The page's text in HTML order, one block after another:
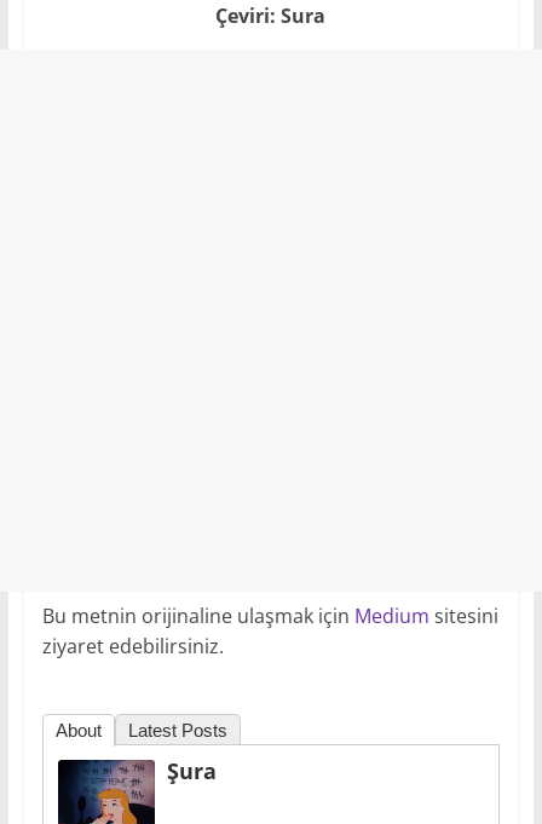
Çeviri: Sura
Bu metnin orijinaline ulaşmak için Medium sitesini
ziyaret edebilirsiniz.
About Latest Posts
Şura